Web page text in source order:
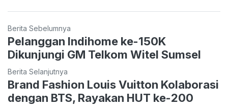
Berita Sebelumnya
Pelanggan Indihome ke-150K
Dikunjungi GM Telkom Witel Sumsel
Berita Selanjutnya
Brand Fashion Louis Vuitton Kolaborasi
dengan BTS, Rayakan HUT ke-200